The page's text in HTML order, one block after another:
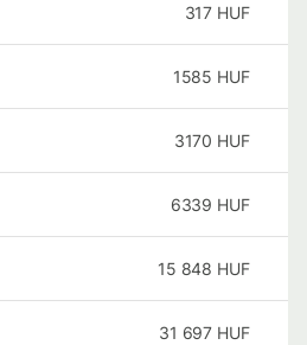
317 HUF
1585 HUF
3170 HUF
6339 HUF
15 848 HUF
31 697 HUF